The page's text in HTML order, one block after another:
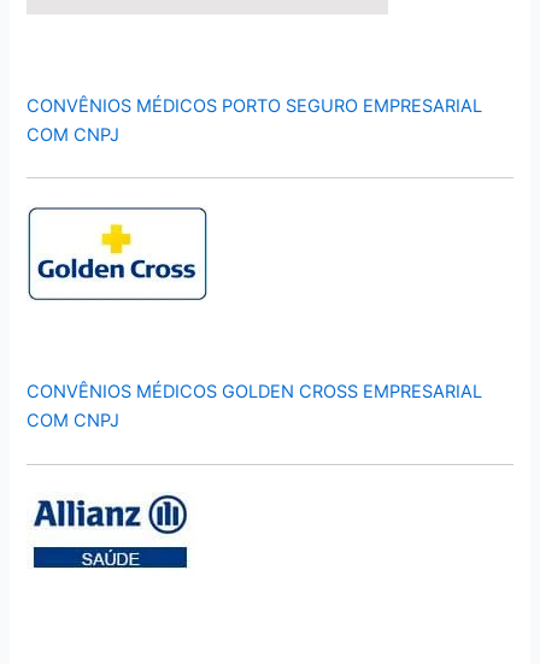
CONVÊNIOS MÉDICOS PORTO SEGURO EMPRESARIAL
COM CNPJ
CONVÊNIOS MÉDICOS GOLDEN CROSS EMPRESARIAL
COM CNPJ